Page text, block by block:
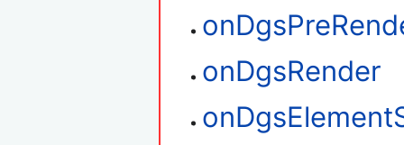
onDgsRender